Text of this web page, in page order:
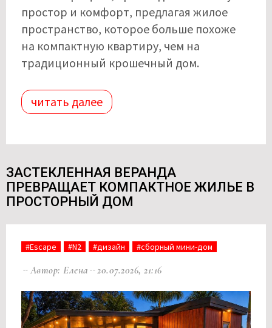
простор и комфорт, предлагая жилое
пространство, которое больше похоже
на компактную квартиру, чем на
традиционный крошечный дом.
читать далее
ЗАСТЕКЛЕННАЯ ВЕРАНДА
ПРЕВРАЩАЕТ КОМПАКТНОЕ ЖИЛЬЕ В
ПРОСТОРНЫЙ ДОМ
#Escape #N2 #дизайн #сборный мини-дом
Автор: Елена 20.07.2026, 21:16